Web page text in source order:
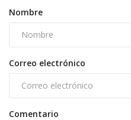
Nombre
Correo electrónico
Comentario